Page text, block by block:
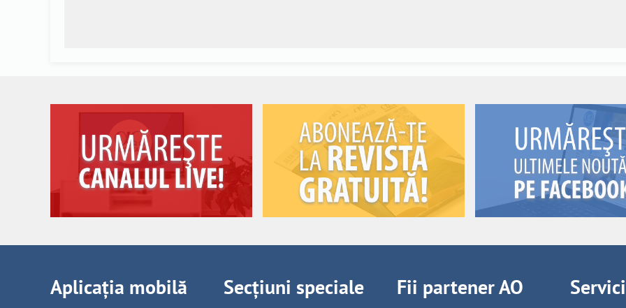
Aplicația mobilă Secțiuni speciale Fii partener AO